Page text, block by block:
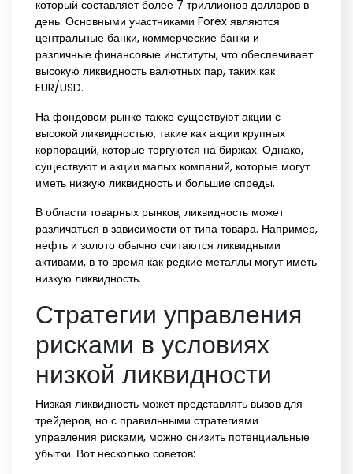
который составляет более 7 триллионов долларов в
день. Основными участниками Forex являются
центральные банки, коммерческие банки и
различные финансовые институты, что обеспечивает
высокую ликвидность валютных пар, таких как
EUR/USD.
На фондовом рынке также существуют акции с
высокой ликвидностью, такие как акции крупных
корпораций, которые торгуются на биржах. Однако,
существуют и акции малых компаний, которые могут
иметь низкую ликвидность и большие спреды.
В области товарных рынков, ликвидность может
различаться в зависимости от типа товара. Например,
нефть и золото обычно считаются ликвидными
активами, в то время как редкие металлы могут иметь
низкую ликвидность.
Стратегии управления
рисками в условиях
низкой ликвидности
Низкая ликвидность может представлять вызов для
трейдеров, но с правильными стратегиями
управления рисками, можно снизить потенциальные
убытки. Вот несколько советов: